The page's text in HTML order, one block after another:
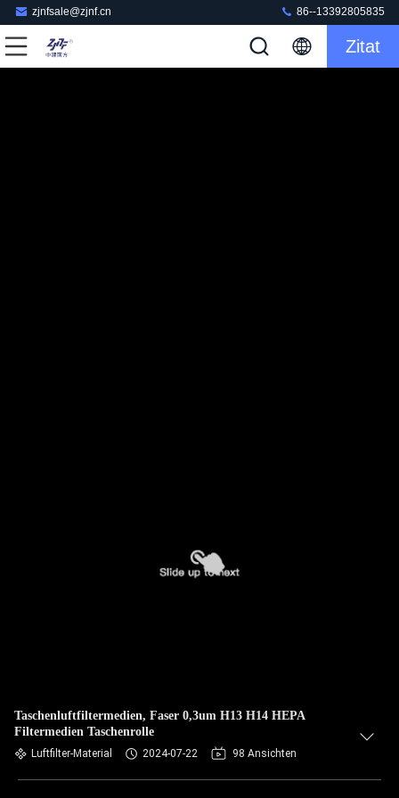
zjnfsale@zjnf.cn 86--13392805835
Zitat
Taschenluftfiltermedien, Faser 0,3um H13 H14 HEPA
Filtermedien Taschenrolle
Luftfilter-Material 2024-07-22 98 Ansichten